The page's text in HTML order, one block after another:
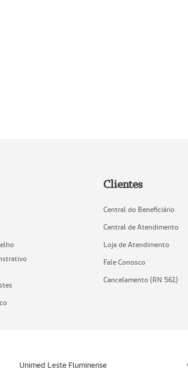
Clientes
Central do Beneficiário
Central de Atendimento
Loja de Atendimento
Fale Conosco
Cancelamento (RN 561)
Unimed Leste Fluminense